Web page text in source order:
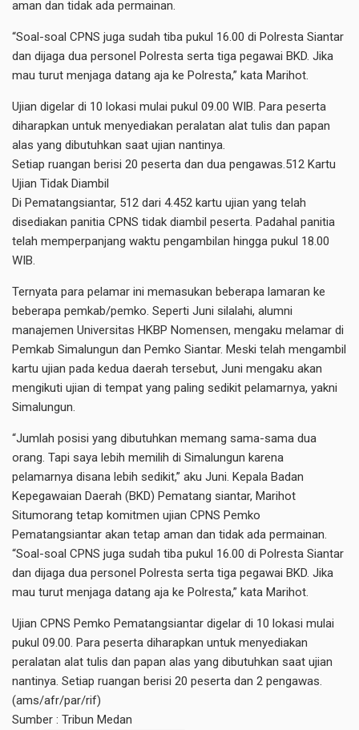
aman dan tidak ada permainan.
“Soal-soal CPNS juga sudah tiba pukul 16.00 di Polresta Siantar
dan dijaga dua personel Polresta serta tiga pegawai BKD. Jika
mau turut menjaga datang aja ke Polresta,” kata Marihot.
Ujian digelar di 10 lokasi mulai pukul 09.00 WIB. Para peserta
diharapkan untuk menyediakan peralatan alat tulis dan papan
alas yang dibutuhkan saat ujian nantinya.
Setiap ruangan berisi 20 peserta dan dua pengawas.512 Kartu
Ujian Tidak Diambil
Di Pematangsiantar, 512 dari 4.452 kartu ujian yang telah
disediakan panitia CPNS tidak diambil peserta. Padahal panitia
telah memperpanjang waktu pengambilan hingga pukul 18.00
WIB.
Ternyata para pelamar ini memasukan beberapa lamaran ke
beberapa pemkab/pemko. Seperti Juni silalahi, alumni
manajemen Universitas HKBP Nomensen, mengaku melamar di
Pemkab Simalungun dan Pemko Siantar. Meski telah mengambil
kartu ujian pada kedua daerah tersebut, Juni mengaku akan
mengikuti ujian di tempat yang paling sedikit pelamarnya, yakni
Simalungun.
“Jumlah posisi yang dibutuhkan memang sama-sama dua
orang. Tapi saya lebih memilih di Simalungun karena
pelamarnya disana lebih sedikit,” aku Juni. Kepala Badan
Kepegawaian Daerah (BKD) Pematang siantar, Marihot
Situmorang tetap komitmen ujian CPNS Pemko
Pematangsiantar akan tetap aman dan tidak ada permainan.
“Soal-soal CPNS juga sudah tiba pukul 16.00 di Polresta Siantar
dan dijaga dua personel Polresta serta tiga pegawai BKD. Jika
mau turut menjaga datang aja ke Polresta,” kata Marihot.
Ujian CPNS Pemko Pematangsiantar digelar di 10 lokasi mulai
pukul 09.00. Para peserta diharapkan untuk menyediakan
peralatan alat tulis dan papan alas yang dibutuhkan saat ujian
nantinya. Setiap ruangan berisi 20 peserta dan 2 pengawas.
(ams/afr/par/rif)
Sumber : Tribun Medan